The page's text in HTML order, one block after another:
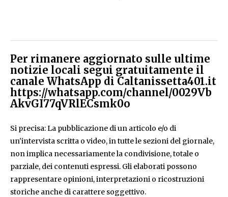
Per rimanere aggiornato sulle ultime
notizie locali segui gratuitamente il
canale WhatsApp di Caltanissetta401.it
https://whatsapp.com/channel/0029Vb
AkvGI77qVRlECsmk0o
Si precisa: La pubblicazione di un articolo e/o di
un'intervista scritta o video, in tutte le sezioni del giornale,
non implica necessariamente la condivisione, totale o
parziale, dei contenuti espressi. Gli elaborati possono
rappresentare opinioni, interpretazioni o ricostruzioni
storiche anche di carattere soggettivo.